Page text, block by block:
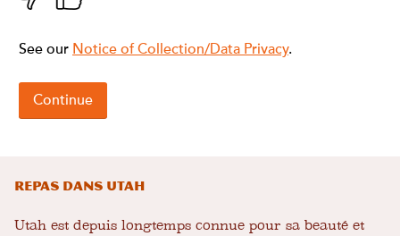
Repas dans Utah
Utah est depuis longtemps connue pour sa beauté et